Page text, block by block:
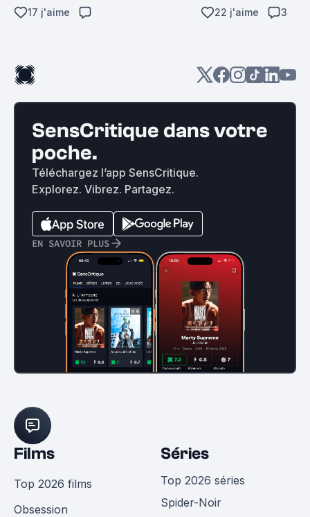
17 j'aime
22 j'aime
3
SensCritique dans votre
poche.
Téléchargez l’app SensCritique.
Explorez. Vibrez. Partagez.
EN SAVOIR PLUS
Films
Top 2026 films
Obsession
Séries
Top 2026 séries
Spider-Noir